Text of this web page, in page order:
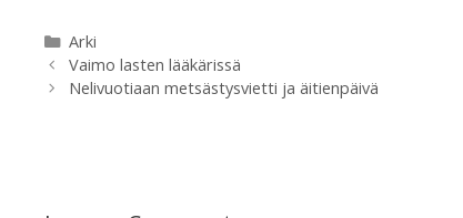
Categories
Arki
Vaimo lasten lääkärissä
Nelivuotiaan metsästysvietti ja äitienpäivä